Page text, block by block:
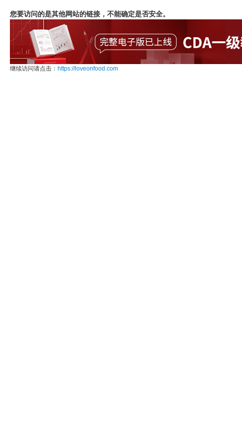
您要访问的是其他网站的链接，不能确定是否安全。
继续访问请点击： https://loveonfood.com